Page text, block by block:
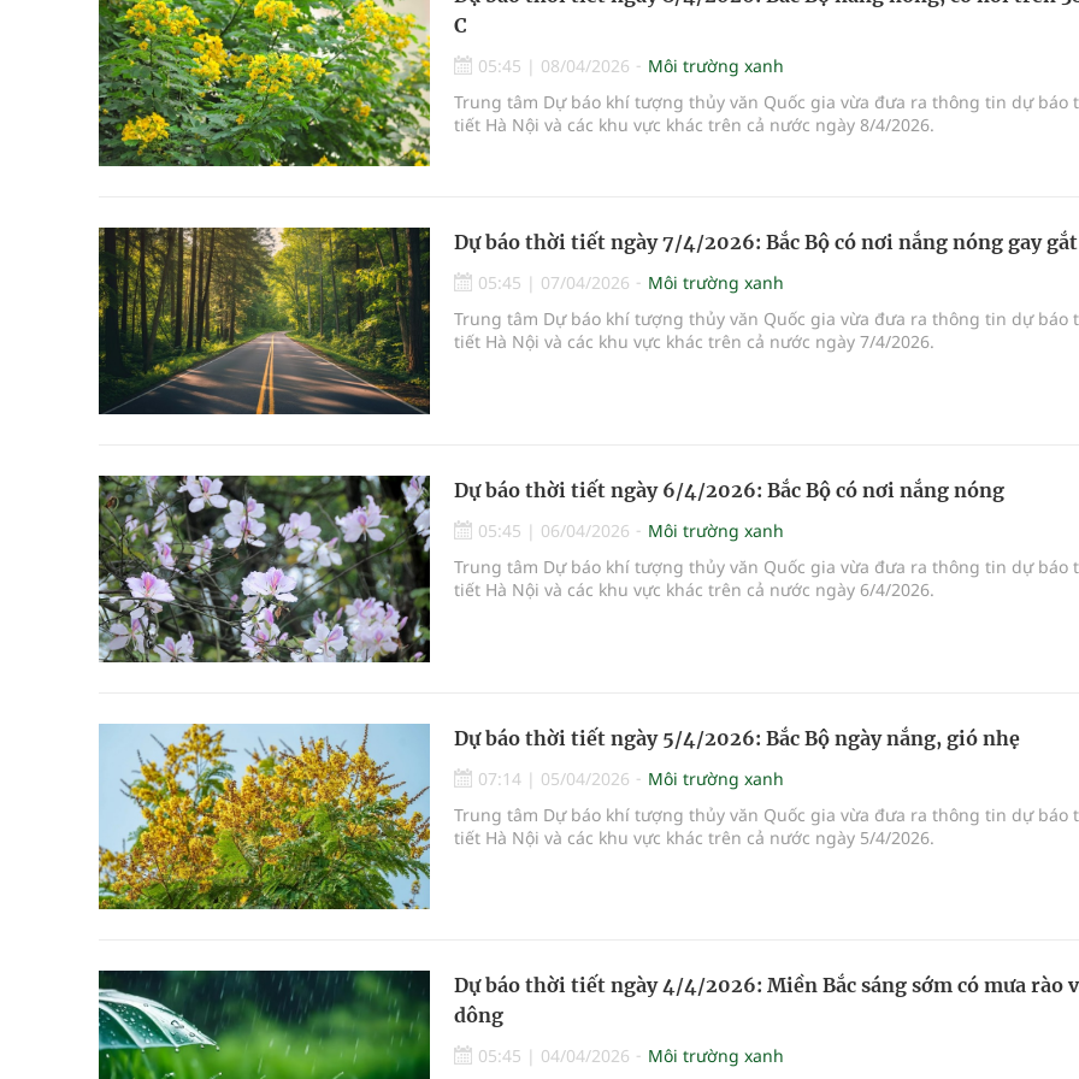
C
05:45 | 08/04/2026
Môi trường xanh
Trung tâm Dự báo khí tượng thủy văn Quốc gia vừa đưa ra thông tin dự báo
tiết Hà Nội và các khu vực khác trên cả nước ngày 8/4/2026.
Dự báo thời tiết ngày 7/4/2026: Bắc Bộ có nơi nắng nóng gay gắt
05:45 | 07/04/2026
Môi trường xanh
Trung tâm Dự báo khí tượng thủy văn Quốc gia vừa đưa ra thông tin dự báo
tiết Hà Nội và các khu vực khác trên cả nước ngày 7/4/2026.
Dự báo thời tiết ngày 6/4/2026: Bắc Bộ có nơi nắng nóng
05:45 | 06/04/2026
Môi trường xanh
Trung tâm Dự báo khí tượng thủy văn Quốc gia vừa đưa ra thông tin dự báo
tiết Hà Nội và các khu vực khác trên cả nước ngày 6/4/2026.
Dự báo thời tiết ngày 5/4/2026: Bắc Bộ ngày nắng, gió nhẹ
07:14 | 05/04/2026
Môi trường xanh
Trung tâm Dự báo khí tượng thủy văn Quốc gia vừa đưa ra thông tin dự báo
tiết Hà Nội và các khu vực khác trên cả nước ngày 5/4/2026.
Dự báo thời tiết ngày 4/4/2026: Miền Bắc sáng sớm có mưa rào
dông
05:45 | 04/04/2026 Môi trường xanh